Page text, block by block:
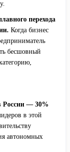
перехода
Когда бизнес
бесшовный
России — 30%
в этой
автономных